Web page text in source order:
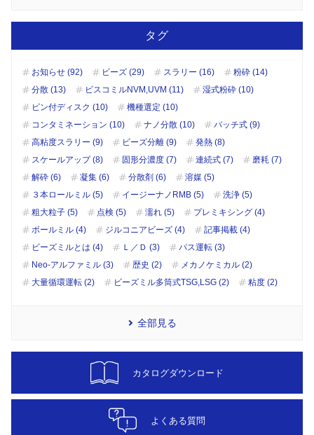
タグ
お知らせ (92) ビーズ (29) スラリー (16)
粉砕 (14)
分散 (13)
ビスコミルNVM,UVM (11)
湿式粉砕 (10)
ピン付ディスク (10)
機種選定 (10)
コンタミネーション (10)
ナノ分散 (10)
バッチ式 (9)
高粘度スラリー (9)
ビーズ分離 (9)
発熱 (8)
スケールアップ (8)
固形分濃度 (7) 連続式 (7)
磨耗 (7)
解砕 (6)
凝集 (6) 分散剤 (6)
溶媒 (5)
３本ロールミル (5)
イージーナノRMB (5)
洗浄 (5)
粗大粒子 (5)
点検 (5) 濡れ (5)
プレミキシング (4)
ボールミル (4)
ジルコニアビーズ (4)
記事掲載 (4)
ビーズミルとは (4)
Ｌ／Ｄ (3)
パス運転 (3)
Neo-アルファミル (3)
歴史 (2)
メカノケミカル (2)
大量循環運転 (2)
ビーズミル多筒式TSG,LSG (2) 粘度 (2)
全部見る
カタログダウンロード
よくある質問